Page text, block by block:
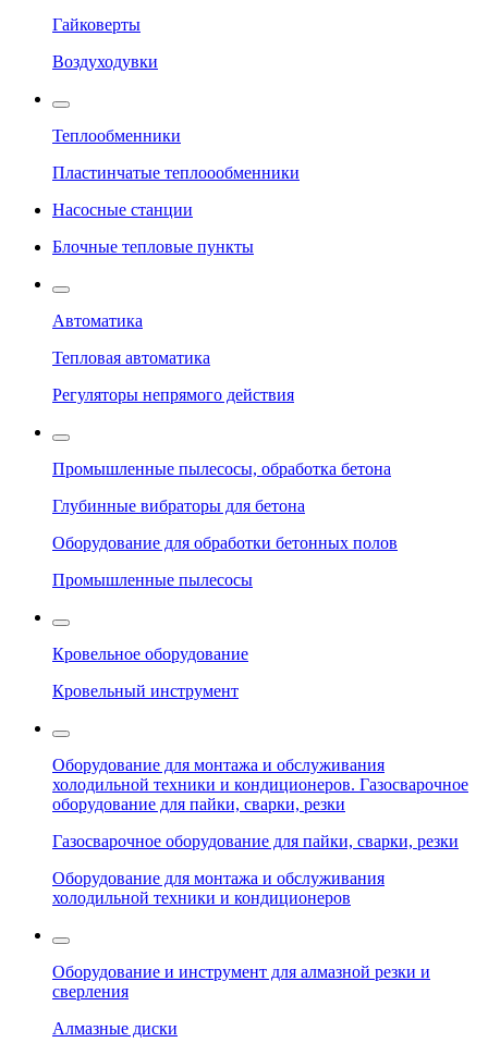
Гайковерты
Воздуходувки
Теплообменники
Пластинчатые теплоообменники
Насосные станции
Блочные тепловые пункты
Автоматика
Тепловая автоматика
Регуляторы непрямого действия
Промышленные пылесосы, обработка бетона
Глубинные вибраторы для бетона
Оборудование для обработки бетонных полов
Промышленные пылесосы
Кровельное оборудование
Кровельный инструмент
Оборудование для монтажа и обслуживания
холодильной техники и кондиционеров. Газосварочное
оборудование для пайки, сварки, резки
Газосварочное оборудование для пайки, сварки, резки
Оборудование для монтажа и обслуживания
холодильной техники и кондиционеров
Оборудование и инструмент для алмазной резки и
сверления
Алмазные диски